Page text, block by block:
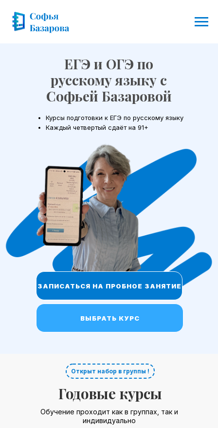
ЕГЭ и ОГЭ по
русскому языку с
Софьей Базаровой
Курсы подготовки к ЕГЭ по русскому языку
Каждый четвертый сдаёт на 91+
ЗАПИСАТЬСЯ НА ПРОБНОЕ ЗАНЯТИЕ
ВЫБРАТЬ КУРС
Открыт набор в группы !
Годовые курсы
Обучение проходит как в группах, так и
индивидуально